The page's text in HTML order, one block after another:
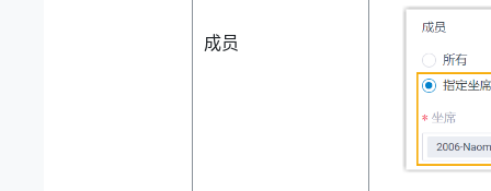
成员